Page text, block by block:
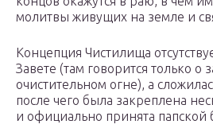
молитвы живущих на земле и
Концепция Чистилища
Завете (там говорится только о
очистительном огне), а
после чего была закреплена
и официально принята папской